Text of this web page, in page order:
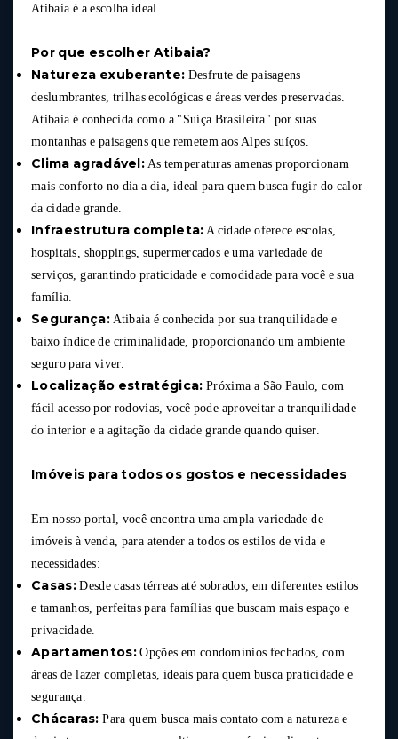
Atibaia é a escolha ideal.
Por que escolher Atibaia?
Natureza exuberante: Desfrute de paisagens
deslumbrantes, trilhas ecológicas e áreas verdes preservadas.
Atibaia é conhecida como a "Suíça Brasileira" por suas
montanhas e paisagens que remetem aos Alpes suíços.
Clima agradável: As temperaturas amenas proporcionam
mais conforto no dia a dia, ideal para quem busca fugir do calor
da cidade grande.
Infraestrutura completa: A cidade oferece escolas,
hospitais, shoppings, supermercados e uma variedade de
serviços, garantindo praticidade e comodidade para você e sua
família.
Segurança: Atibaia é conhecida por sua tranquilidade e
baixo índice de criminalidade, proporcionando um ambiente
seguro para viver.
Localização estratégica: Próxima a São Paulo, com
fácil acesso por rodovias, você pode aproveitar a tranquilidade
do interior e a agitação da cidade grande quando quiser.
Imóveis para todos os gostos e necessidades
Em nosso portal, você encontra uma ampla variedade de
imóveis à venda, para atender a todos os estilos de vida e
necessidades:
Casas:Desde casas térreas até sobrados, em diferentes estilos
e tamanhos, perfeitas para famílias que buscam mais espaço e
privacidade.
Apartamentos:Opções em condomínios fechados, com
áreas de lazer completas, ideais para quem busca praticidade e
segurança.
Chácaras: Para quem busca mais contato com a natureza e